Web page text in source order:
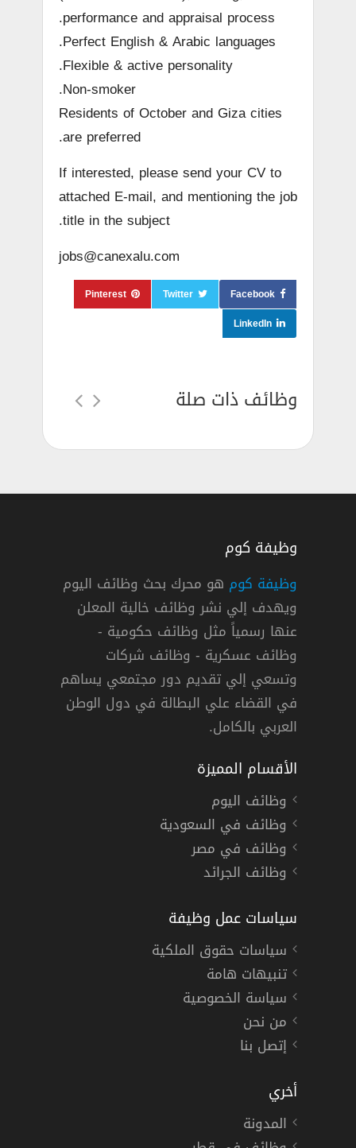
performance and appraisal process.
Perfect English & Arabic languages.
Flexible & active personality.
Non-smoker.
Residents of October and Giza cities
are preferred.
If interested, please send your CV to
attached E-mail, and mentioning the job
title in the subject.
jobs@canexalu.com
Facebook
Twitter
Pinterest
LinkedIn
وظائف ذات صلة
أيه يو جي فارما للأدوية في مصر
دوام كامل
وظيفة كوم
وظيفة كوم هو محرك بحث وظائف اليوم
ويهدف إلي نشر وظائف خالية المعلن
عنها رسمياً مثل وظائف حكومية -
وظائف عسكرية - وظائف شركات
وتسعي إلي تقديم دور مجتمعي يساهم
في القضاء علي البطالة في دول الوطن
العربي بالكامل.
الأقسام المميزة
وظائف اليوم
وظائف في السعودية
وظائف في مصر
وظائف الجرائد
سياسات عمل وظيفة
سياسات حقوق الملكية
تنبيهات هامة
سياسة الخصوصية
من نحن
إتصل بنا
أخري
المدونة